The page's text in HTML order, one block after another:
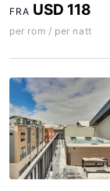
FRA USD 118
per rom / per natt